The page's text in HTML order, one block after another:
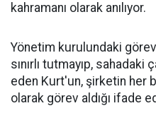
kahramanı olarak anılıyor.
Yönetim kurulundaki
sınırlı tutmayıp, sahadaki
eden Kurt'un, şirketin her
olarak görev aldığı ifade